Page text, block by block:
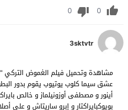
0
0
3sktvtr
عشق سيما كلوب يوتيوب يقوم بدور
أينور و مصطفى أوزونيلماز و خالص